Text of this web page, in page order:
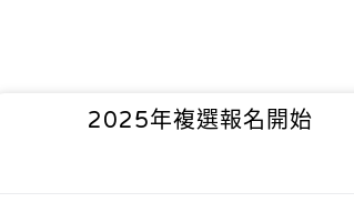
2025年複選報名開始